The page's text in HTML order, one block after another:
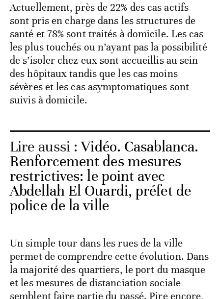
Actuellement, près de 22% des cas actifs
sont pris en charge dans les structures de
santé et 78% sont traités à domicile. Les cas
les plus touchés ou n’ayant pas la possibilité
de s’isoler chez eux sont accueillis au sein
des hôpitaux tandis que les cas moins
sévères et les cas asymptomatiques sont
suivis à domicile.
Lire aussi :Vidéo. Casablanca.
Renforcement des mesures
restrictives: le point avec
Abdellah El Ouardi, préfet de
police de la ville
Un simple tour dans les rues de la ville
permet de comprendre cette évolution. Dans
la majorité des quartiers, le port du masque
et les mesures de distanciation sociale
semblent faire partie du passé. Pire encore,